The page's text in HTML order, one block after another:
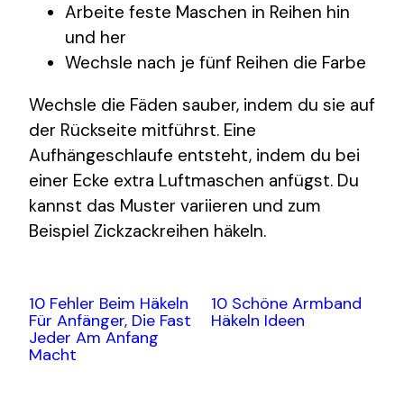
Arbeite feste Maschen in Reihen hin
und her
Wechsle nach je fünf Reihen die Farbe
Wechsle die Fäden sauber, indem du sie auf
der Rückseite mitführst. Eine
Aufhängeschlaufe entsteht, indem du bei
einer Ecke extra Luftmaschen anfügst. Du
kannst das Muster variieren und zum
Beispiel Zickzackreihen häkeln.
10 Fehler Beim Häkeln
Für Anfänger, Die Fast
Jeder Am Anfang
Macht
10 Schöne Armband
Häkeln Ideen